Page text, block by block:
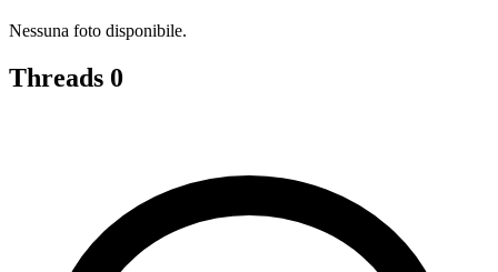
Nessuna foto disponibile.
Threads 0